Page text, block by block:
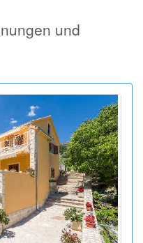
und